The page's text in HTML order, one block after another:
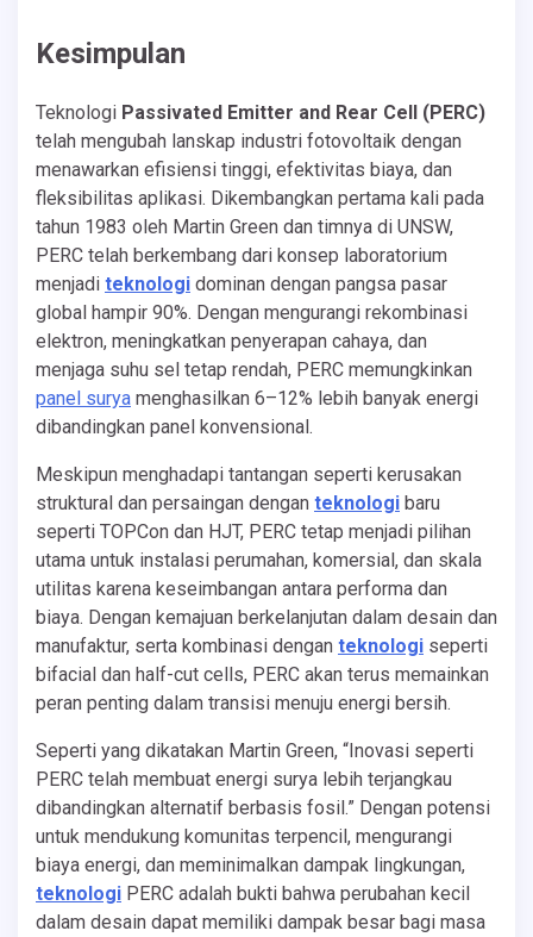
Kesimpulan
Teknologi Passivated Emitter and Rear Cell (PERC)
telah mengubah lanskap industri fotovoltaik dengan
menawarkan efisiensi tinggi, efektivitas biaya, dan
fleksibilitas aplikasi. Dikembangkan pertama kali pada
tahun 1983 oleh Martin Green dan timnya di UNSW,
PERC telah berkembang dari konsep laboratorium
menjadi teknologi dominan dengan pangsa pasar
global hampir 90%. Dengan mengurangi rekombinasi
elektron, meningkatkan penyerapan cahaya, dan
menjaga suhu sel tetap rendah, PERC memungkinkan
panel surya menghasilkan 6–12% lebih banyak energi
dibandingkan panel konvensional.
Meskipun menghadapi tantangan seperti kerusakan
struktural dan persaingan dengan teknologi baru
seperti TOPCon dan HJT, PERC tetap menjadi pilihan
utama untuk instalasi perumahan, komersial, dan skala
utilitas karena keseimbangan antara performa dan
biaya. Dengan kemajuan berkelanjutan dalam desain dan
manufaktur, serta kombinasi dengan teknologi seperti
bifacial dan half-cut cells, PERC akan terus memainkan
peran penting dalam transisi menuju energi bersih.
Seperti yang dikatakan Martin Green, “Inovasi seperti
PERC telah membuat energi surya lebih terjangkau
dibandingkan alternatif berbasis fosil.” Dengan potensi
untuk mendukung komunitas terpencil, mengurangi
biaya energi, dan meminimalkan dampak lingkungan,
teknologi PERC adalah bukti bahwa perubahan kecil
dalam desain dapat memiliki dampak besar bagi masa